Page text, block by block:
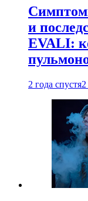
и
EVALI:
2 года спустя